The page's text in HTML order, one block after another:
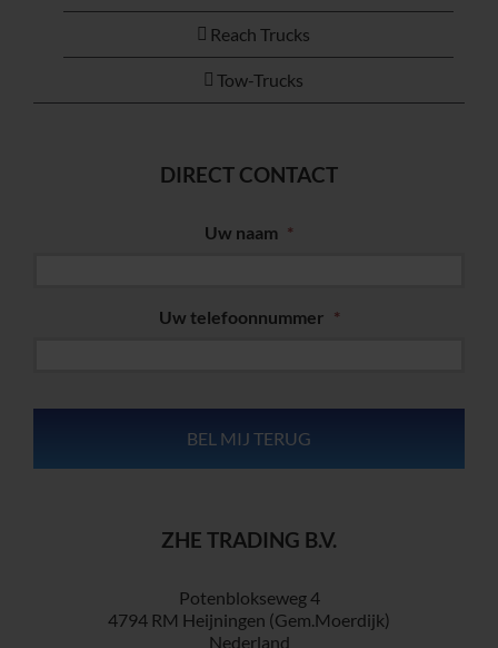
Reach Trucks
Tow-Trucks
DIRECT CONTACT
Uw naam *
Uw telefoonnummer *
ZHE TRADING B.V.
Potenblokseweg 4
4794 RM Heijningen (Gem.Moerdijk)
Nederland